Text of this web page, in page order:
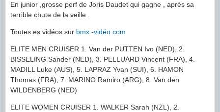
En junior ,grosse perf de Joris Daudet qui gagne , après sa
terrible chute de la veille .
Toutes es vidéos sur bmx -vidéo.com
ELITE MEN CRUISER 1. Van der PUTTEN Ivo (NED), 2.
BISSELING Sander (NED), 3. PELLUARD Vincent (FRA), 4.
MADILL Luke (AUS), 5. LAPRAZ Yvan (SUI), 6. HAMON
Thomas (FRA), 7. MARINO Ramiro (ARG), 8. Van den
WILDENBERG (NED)
ELITE WOMEN CRUISER 1. WALKER Sarah (NZL), 2.